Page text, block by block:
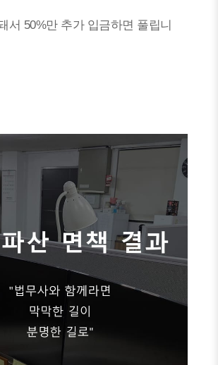
서 50%만 추가 입금하면 풀립니